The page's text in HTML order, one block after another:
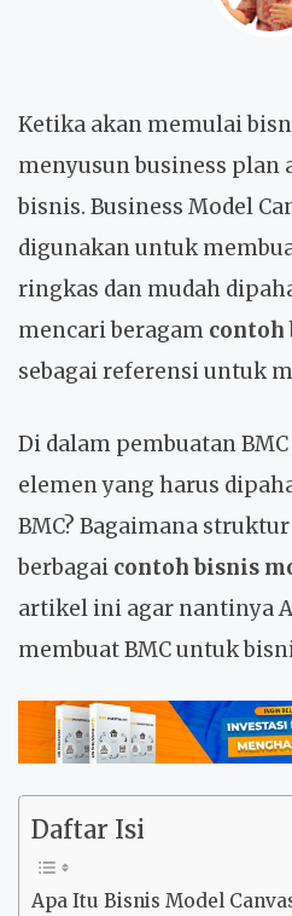
Ketika akan memulai
menyusun business plan
bisnis. Business Model
digunakan untuk
ringkas dan mudah
mencari beragam contoh
sebagai referensi untuk
Di dalam pembuatan
elemen yang harus
BMC? Bagaimana
berbagai contoh bisnis
artikel ini agar nantinya
membuat BMC untuk
Daftar Isi
Apa Itu Bisnis Model